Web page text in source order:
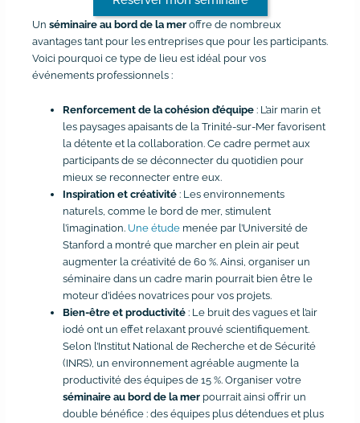
Un séminaire au bord de la meroffre de nombreux
avantages tant pour les entreprises que pour les participants.
Voici pourquoi ce type de lieu est idéal pour vos
événements professionnels :
Renforcement de la cohésion d’équipe: L’air marin et
les paysages apaisants de la Trinité-sur-Mer favorisent
la détente et la collaboration. Ce cadre permet aux
participants de se déconnecter du quotidien pour
mieux se reconnecter entre eux.
Inspiration et créativité: Les environnements
naturels, comme le bord de mer, stimulent
l’imagination. Une étudemenée par l’Université de
Stanford a montré que marcher en plein air peut
augmenter la créativité de 60 %. Ainsi, organiser un
séminaire dans un cadre marin pourrait bien être le
moteur d’idées novatrices pour vos projets.
Bien-être et productivité: Le bruit des vagues et l’air
iodé ont un effet relaxant prouvé scientifiquement.
Selon l’Institut National de Recherche et de Sécurité
(INRS), un environnement agréable augmente la
productivité des équipes de 15 %. Organiser votre
séminaire au bord de la merpourrait ainsi offrir un
double bénéfice : des équipes plus détendues et plus